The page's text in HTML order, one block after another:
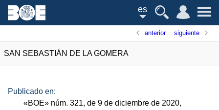
es
anterior siguiente
SAN SEBASTIÁN DE LA GOMERA
Publicado en:
«BOE» núm. 321, de 9 de diciembre de 2020,